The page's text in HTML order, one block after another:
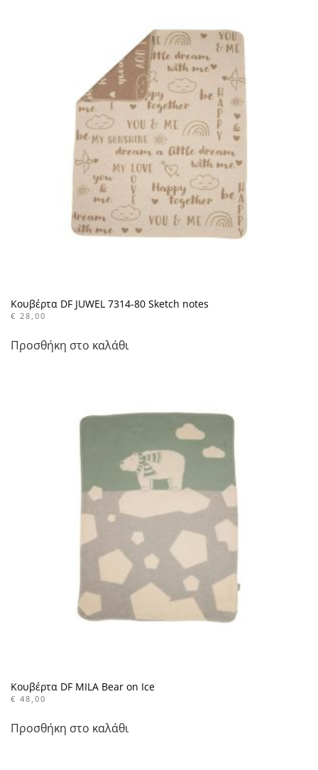
Κουβέρτα DF JUWEL 7314-80 Sketch notes
€ 28,00
Προσθήκη στο καλάθι
Κουβέρτα DF MILA Bear on Ice
€ 48,00
Προσθήκη στο καλάθι